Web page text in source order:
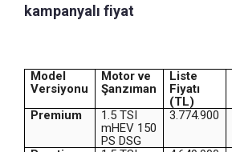
kampanyalı fiyat
Model
Versiyonu
Motor ve
Şanzıman
Liste
Fiyatı
(TL)
Premium
1.5 TSI
mHEV 150
PS DSG
3.774.900